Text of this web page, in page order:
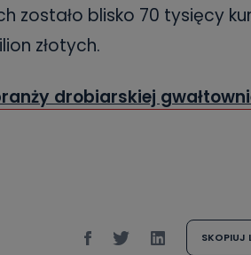
zostało blisko 70 tysięcy kur
złotych.
drobiarskiej
SKOPIUJ